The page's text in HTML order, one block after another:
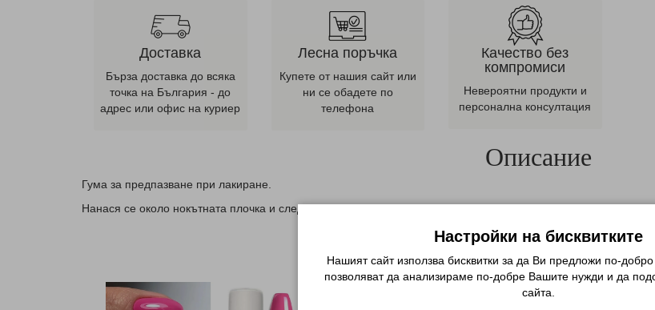
Доставка
Бърза доставка до всяка
точка на България - до
адрес или офис на куриер
Лесна поръчка
Купете от нашия сайт или
ни се обадете по
телефона
Качество без
компромиси
Невероятни продукти и
персонална консултация
Описание
Гума за предпазване при лакиране.
Нанася се около нокътната плочка и след лакиране се отстранява.
СВЪРЗАНИ
Настройки на бисквитките
Нашият сайт използва бисквитки за да Ви предложи по-
позволяват да анализираме по-добре Вашите нужди и да
сайта.